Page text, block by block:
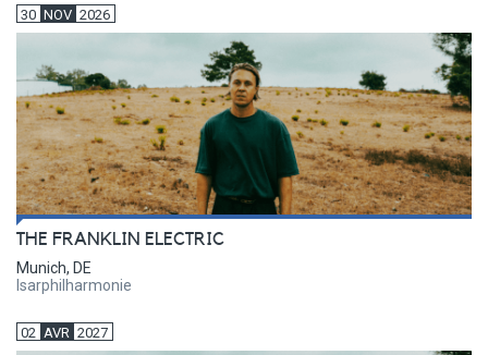
30 NOV 2026
THE FRANKLIN ELECTRIC
Munich, DE
Isarphilharmonie
02 AVR 2027